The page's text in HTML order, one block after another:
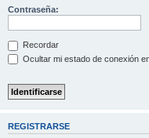
Contraseña:
Recordar
Ocultar mi estado de conexión
REGISTRARSE